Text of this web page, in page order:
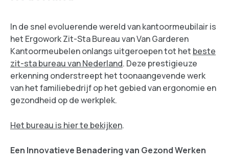
In de snel evoluerende wereld van kantoormeubilair is
het Ergowork Zit-Sta Bureau van Van Garderen
Kantoormeubelen onlangs uitgeroepen tot het beste
zit-sta bureau van Nederland. Deze prestigieuze
erkenning onderstreept het toonaangevende werk
van het familiebedrijf op het gebied van ergonomie en
gezondheid op de werkplek.
Het bureau is hier te bekijken.
Een Innovatieve Benadering van Gezond Werken